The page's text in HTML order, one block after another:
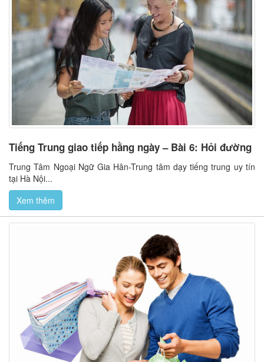
Tiếng Trung giao tiếp hằng ngày – Bài 6: Hỏi đường
Trung Tâm Ngoại Ngữ Gia Hân-Trung tâm dạy tiếng trung uy tín
tại Hà Nội...
Xem thêm